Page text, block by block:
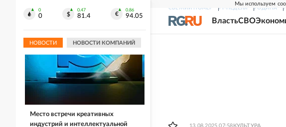
Мы используем
СВЕЖИЙ НОМЕР РГ-НЕДЕЛЯ РОДИНА
ВластьСВО
13.08.2025 07:58 КУЛЬТУРА
0
0
0.47
81.4
0.86
94.05
НОВОСТИ НОВОСТИ КОМПАНИЙ
Место встречи креативных
индустрий и интеллектуальной